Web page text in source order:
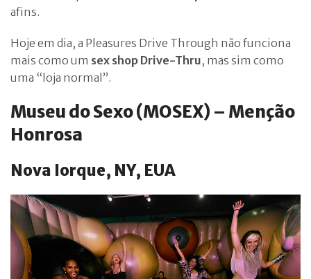
afins.
Hoje em dia, a Pleasures Drive Through não funciona
mais como um sex shop Drive-Thru, mas sim como
uma “loja normal”.
Museu do Sexo (MOSEX) – Menção
Honrosa
Nova Iorque, NY, EUA